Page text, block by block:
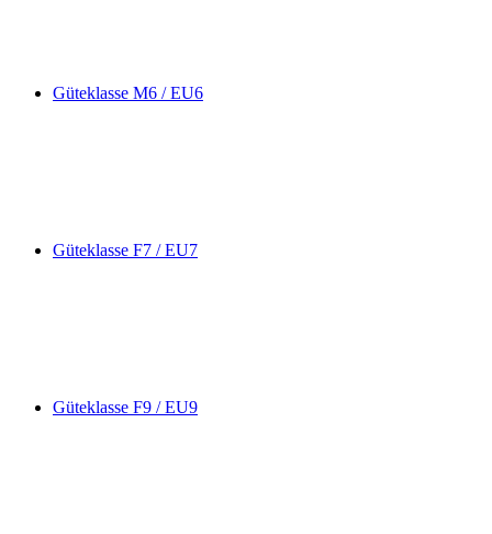
Güteklasse M6 / EU6
Güteklasse F7 / EU7
Güteklasse F9 / EU9